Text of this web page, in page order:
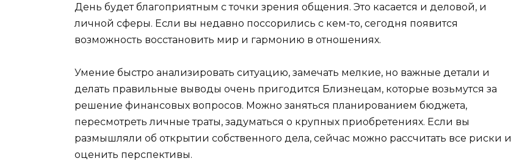
День будет благоприятным с точки зрения общения. Это касается и деловой, и
личной сферы. Если вы недавно поссорились с кем-то, сегодня появится
возможность восстановить мир и гармонию в отношениях.
Умение быстро анализировать ситуацию, замечать мелкие, но важные детали и
делать правильные выводы очень пригодится Близнецам, которые возьмутся за
решение финансовых вопросов. Можно заняться планированием бюджета,
пересмотреть личные траты, задуматься о крупных приобретениях. Если вы
размышляли об открытии собственного дела, сейчас можно рассчитать все риски и
оценить перспективы.